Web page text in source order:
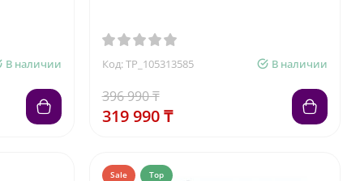
В наличии Код: TP_105313585 В наличии
396 990 ₸
319 990 ₸
Sale Top